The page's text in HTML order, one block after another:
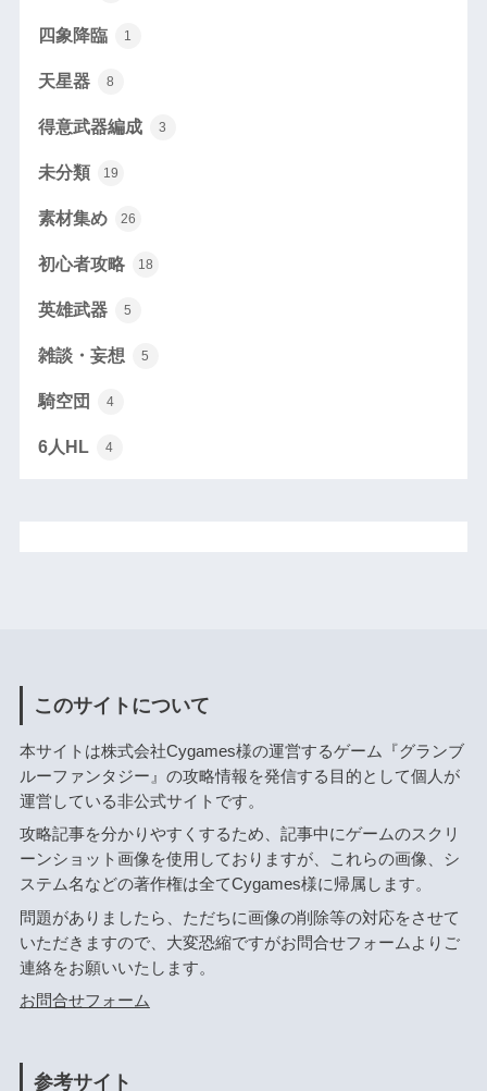
四象降臨 1
天星器 8
得意武器編成 3
未分類 19
素材集め 26
初心者攻略 18
英雄武器 5
雑談・妄想 5
騎空団 4
6人HL 4
このサイトについて
本サイトは株式会社Cygames様の運営するゲーム『グランブ
ルーファンタジー』の攻略情報を発信する目的として個人が
運営している非公式サイトです。
攻略記事を分かりやすくするため、記事中にゲームのスクリ
ーンショット画像を使用しておりますが、これらの画像、シ
ステム名などの著作権は全てCygames様に帰属します。
問題がありましたら、ただちに画像の削除等の対応をさせて
いただきますので、大変恐縮ですがお問合せフォームよりご
連絡をお願いいたします。
お問合せフォーム
参考サイト